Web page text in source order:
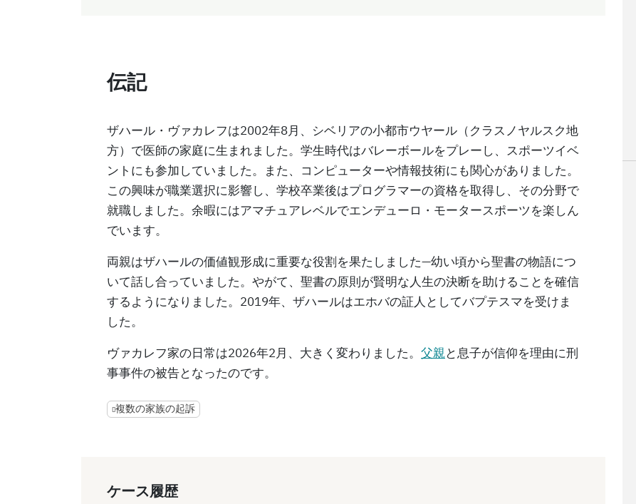
伝記
ザハール・ヴァカレフは2002年8月、シベリアの小都市ウヤール（クラスノヤルスク地
方）で医師の家庭に生まれました。学生時代はバレーボールをプレーし、スポーツイベ
ントにも参加していました。また、コンピューターや情報技術にも関心がありました。
この興味が職業選択に影響し、学校卒業後はプログラマーの資格を取得し、その分野で
就職しました。余暇にはアマチュアレベルでエンデューロ・モータースポーツを楽しん
でいます。
両親はザハールの価値観形成に重要な役割を果たしました—幼い頃から聖書の物語につ
いて話し合っていました。やがて、聖書の原則が賢明な人生の決断を助けることを確信
するようになりました。2019年、ザハールはエホバの証人としてバプテスマを受けま
した。
ヴァカレフ家の日常は2026年2月、大きく変わりました。 父親と息子が信仰を理由に刑
事事件の被告となったのです。
複数の家族の起訴
ケース履歴